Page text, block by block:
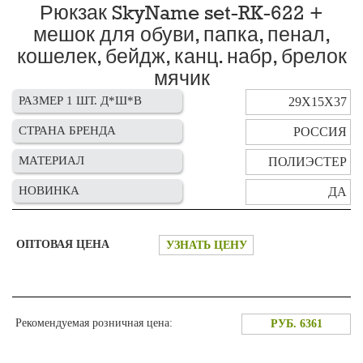
Рюкзак SkyName set-RK-622 +
мешок для обуви, папка, пенал,
кошелек, бейдж, канц. набр, брелок
мячик
РАЗМЕР 1 ШТ. Д*Ш*В 29Х15Х37
СТРАНА БРЕНДА РОССИЯ
МАТЕРИАЛ ПОЛИЭСТЕР
НОВИНКА ДА
ОПТОВАЯ ЦЕНА УЗНАТЬ ЦЕНУ
Рекомендуемая розничная цена: РУБ. 6361